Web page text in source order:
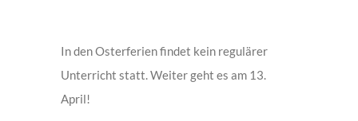
grösseres
Bild
In den Osterferien findet kein regulärer
Unterricht statt. Weiter geht es am 13.
April!